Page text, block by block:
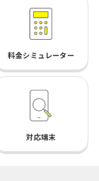
料金シミュレーター
対応端末